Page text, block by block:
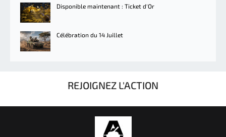
Disponible maintenant : Ticket d'Or
Célébration du 14 Juillet
REJOIGNEZ L'ACTION